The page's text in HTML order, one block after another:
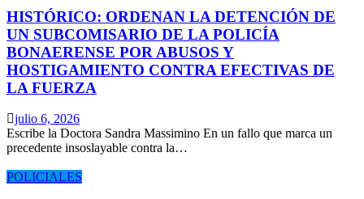
HISTÓRICO: ORDENAN LA DETENCIÓN DE
UN SUBCOMISARIO DE LA POLICÍA
BONAERENSE POR ABUSOS Y
HOSTIGAMIENTO CONTRA EFECTIVAS DE
LA FUERZA
julio 6, 2026
Escribe la Doctora Sandra Massimino En un fallo que marca un
precedente insoslayable contra la…
POLICIALES